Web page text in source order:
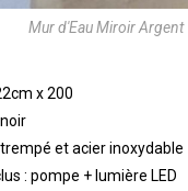
Mur d'Eau Miroir Argent
x 200
et acier inoxydable
: pompe + lumière LED